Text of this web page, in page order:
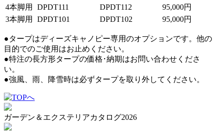
4本脚用
DPDT111 DPDT112
95,000円
3本脚用
DPDT101 DPDT102 95,000円
●タープはディーズキャノピー専用のオプションです。他の
目的でのご使用はお止めください。
●特注の長方形タープの価格･納期はお問い合わせくださ
い。
●強風、雨、降雪時は必ずタープを取り外してください。
ガーデン＆エクステリアカタログ2026